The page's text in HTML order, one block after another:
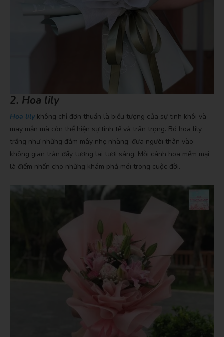
2. Hoa lily
Hoa lily không chỉ đơn thuần là biểu tượng của sự tinh khôi và
may mắn mà còn thể hiện sự tinh tế và trân trọng. Bó hoa lily
trắng như những đám mây nhẹ nhàng, đưa người thân vào
không gian tràn đầy tương lai tươi sáng. Mỗi cánh hoa mềm mại
là điểm nhấn cho những khám phá mới trong cuộc đời.